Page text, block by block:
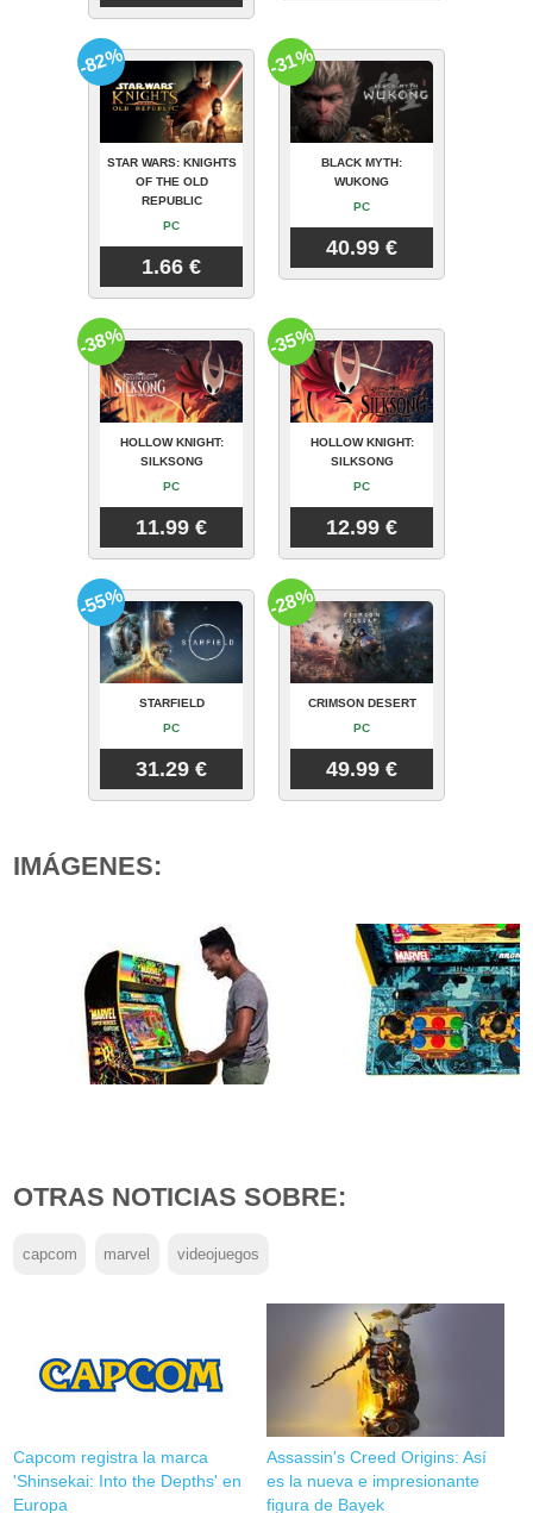
STAR WARS: KNIGHTS
OF THE OLD
REPUBLIC
PC
1.66 €
-82%
BLACK MYTH:
WUKONG
PC
40.99 €
-31%
HOLLOW KNIGHT:
SILKSONG
PC
11.99 €
-38%
HOLLOW KNIGHT:
SILKSONG
PC
12.99 €
-35%
STARFIELD
PC
31.29 €
-55%
CRIMSON DESERT
PC
49.99 €
-28%
IMÁGENES:
OTRAS NOTICIAS SOBRE:
capcom marvel videojuegos
Capcom registra la marca
'Shinsekai: Into the Depths' en
Europa
Assassin's Creed Origins: Así
es la nueva e impresionante
figura de Bayek